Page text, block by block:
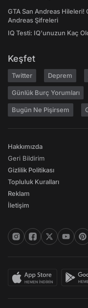
GTA San Andreas Hileleri!
Andreas Şifreleri
IQ Testi: IQ'unuzun Kaç
Keşfet
Twitter Deprem
Günlük Burç Yorumları
Bugün Ne Pişirsem
Hakkımızda
Geri Bildirim
Gizlilik Politikası
Topluluk Kuralları
Reklam
İletişim